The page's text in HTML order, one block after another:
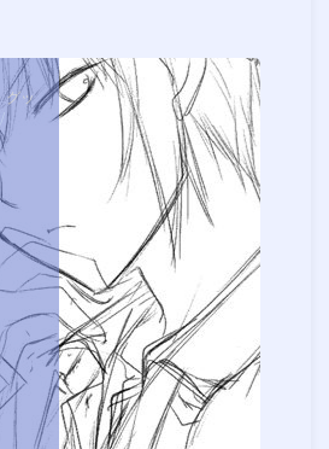
グッ